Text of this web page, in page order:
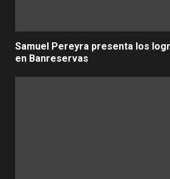
Samuel Pereyra presenta los
en Banreservas